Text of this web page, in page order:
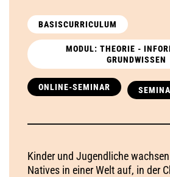
BASISCURRICULUM
MODUL: THEORIE -
GRUNDWISSEN
ONLINE-SEMINAR
Kinder und Jugendliche
Natives in einer Welt auf, in der